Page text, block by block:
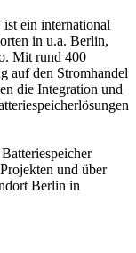
ein international
in u.a. Berlin,
Mit rund 400
auf den Stromhandel
die Integration und
und über
Berlin in